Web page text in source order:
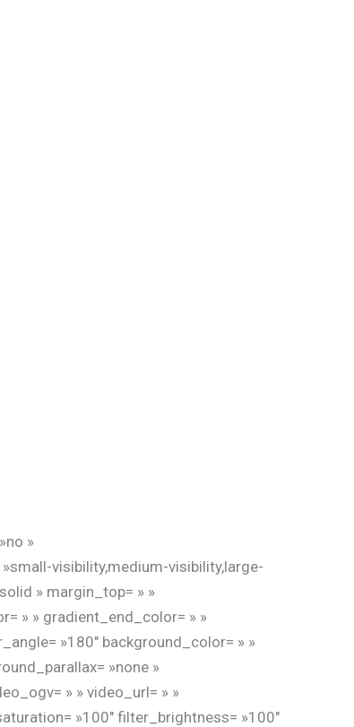
»
visibility,medium-visibility,large-
» margin_top= » »
» » gradient_end_color= » »
»180″ background_color= » »
»none »
» » video_url= » »
»100″ filter_brightness= »100″